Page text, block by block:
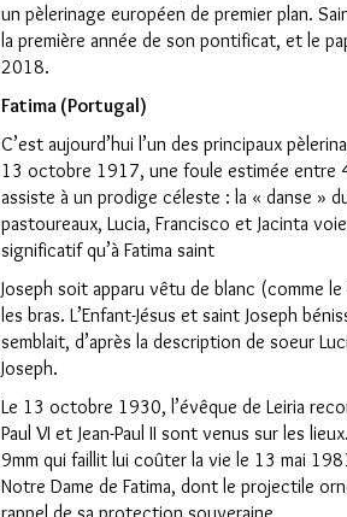
un pèlerinage européen de premier plan.
la première année de son pontificat, et le
2018.
Fatima (Portugal)
C’est aujourd’hui l’un des principaux
13 octobre 1917, une foule estimée entre
assiste à un prodige céleste : la « danse »
pastoureaux, Lucia, Francisco et Jacinta
significatif qu’à Fatima saint
Joseph soit apparu vêtu de blanc (comme le
les bras. L’Enfant-Jésus et saint Joseph
semblait, d’après la description de soeur
Joseph.
Le 13 octobre 1930, l’évêque de Leiria
Paul VI et Jean-Paul II sont venus sur les
9mm qui faillit lui coûter la vie le 13 mai
Notre Dame de Fatima, dont le projectile
rappel de sa protection souveraine.